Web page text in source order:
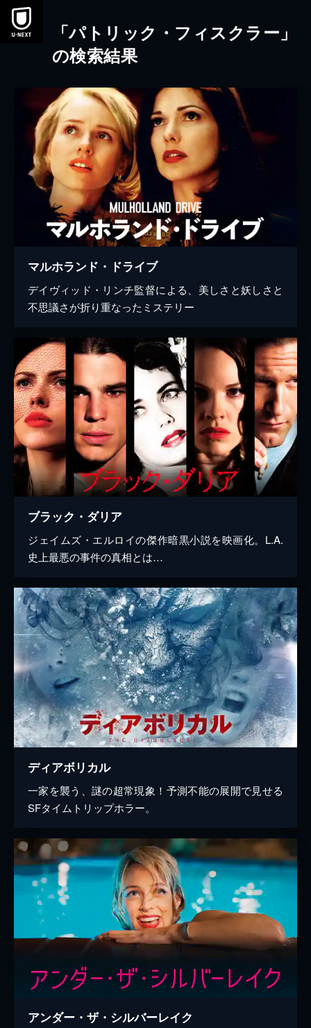
本文へスキップ
「パトリック・フィスクラー」
の検索結果
マルホランド・ドライブ
デイヴィッド・リンチ監督による、美しさと妖しさと
不思議さが折り重なったミステリー
ブラック・ダリア
ジェイムズ・エルロイの傑作暗黒小説を映画化。L.A.
史上最悪の事件の真相とは…
ディアボリカル
一家を襲う、謎の超常現象！予測不能の展開で見せる
SFタイムトリップホラー。
アンダー・ザ・シルバーレイク